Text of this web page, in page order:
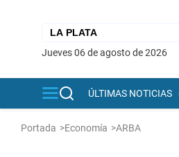
jueves 06 de agosto de 2026
ÚLTIMAS NOTICIAS
Portada >Economía >ARBA